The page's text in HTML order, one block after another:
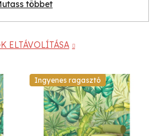
többet
ELTÁVOLÍTÁSA
Ingyenes ragasztó